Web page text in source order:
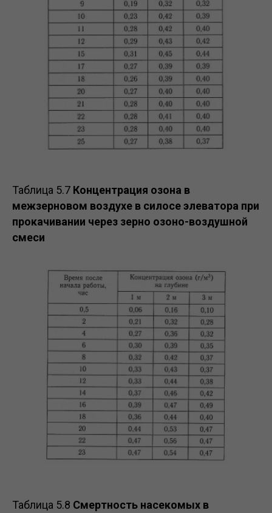
Таблица 5.7 Концентрация озона в
межзерновом воздухе в силосе элеватора при
прокачивании через зерно озоно-воздушной
смеси
Таблица 5.8 Смертность насекомых в